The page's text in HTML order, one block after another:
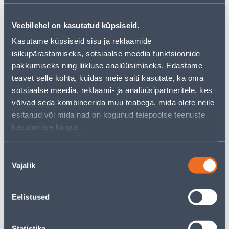
Veebilehel on kasutatud küpsiseid.
Kasutame küpsiseid sisu ja reklaamide
isikupärastamiseks, sotsiaalse meedia funktsioonide
pakkumiseks ning liikluse analüüsimiseks. Edastame
teavet selle kohta, kuidas meie saiti kasutate, ka oma
sotsiaalse meedia, reklaami- ja analüüsipartneritele, kes
võivad seda kombineerida muu teabega, mida olete neile
esitanud või mida nad on kogunud teiepoolse teenuste
kasutamise käigus.
valik
Vajalik
Eelistused
1-NE SÜVISTATAV E.PESA
VILMA SL-250 VALGE
3
2-NE SÜVISTATAV PESA
VILMA SL-250 VALGE
3